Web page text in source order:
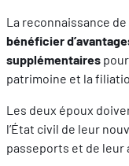
La reconnaissance
bénéficier
supplémentaires
patrimoine et la
Les deux époux
l’État civil de leur
passeports et de leur